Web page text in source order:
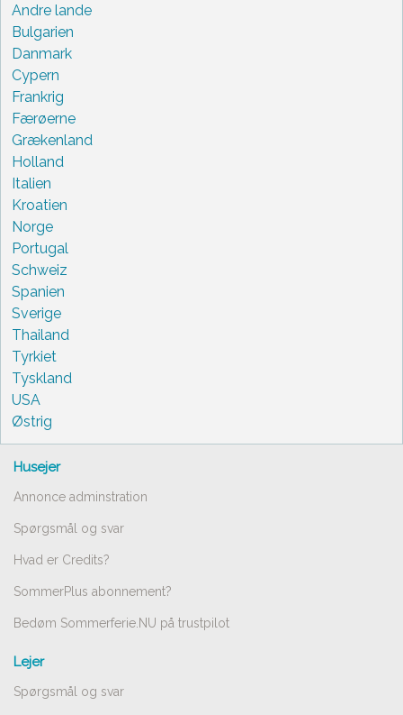
Andre lande
Bulgarien
Danmark
Cypern
Frankrig
Færøerne
Grækenland
Holland
Italien
Kroatien
Norge
Portugal
Schweiz
Spanien
Sverige
Thailand
Tyrkiet
Tyskland
USA
Østrig
Husejer
Annonce adminstration
Spørgsmål og svar
Hvad er Credits?
SommerPlus abonnement?
Bedøm Sommerferie.NU på trustpilot
Lejer
Spørgsmål og svar